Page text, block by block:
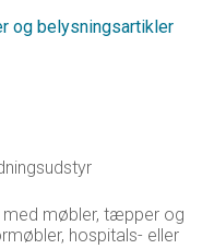
og belysningsartikler
møbler, tæpper og
hospitals- eller